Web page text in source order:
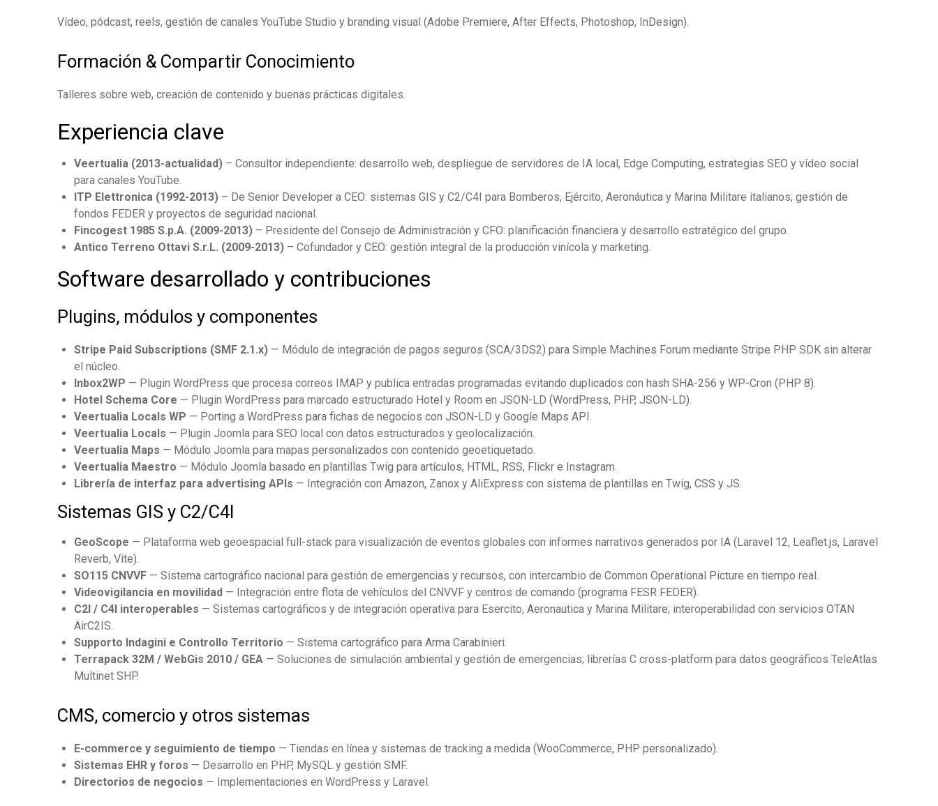
Vídeo, pódcast, reels, gestión de canales YouTube Studio y branding visual (Adobe Premiere, After Effects, Photoshop, InDesign).
Formación & Compartir Conocimiento
Talleres sobre web, creación de contenido y buenas prácticas digitales.
Experiencia clave
Veertualia (2013-actualidad) – Consultor independiente: desarrollo web, despliegue de servidores de IA local, Edge Computing, estrategias SEO y vídeo social
para canales YouTube.
ITP Elettronica (1992-2013) – De Senior Developer a CEO: sistemas GIS y C2/C4I para Bomberos, Ejército, Aeronáutica y Marina Militare italianos; gestión de
fondos FEDER y proyectos de seguridad nacional.
Fincogest 1985 S.p.A. (2009-2013) – Presidente del Consejo de Administración y CFO: planificación financiera y desarrollo estratégico del grupo.
Antico Terreno Ottavi S.r.L. (2009-2013) – Cofundador y CEO: gestión integral de la producción vinícola y marketing.
Software desarrollado y contribuciones
Plugins, módulos y componentes
Stripe Paid Subscriptions (SMF 2.1.x) — Módulo de integración de pagos seguros (SCA/3DS2) para Simple Machines Forum mediante Stripe PHP SDK sin alterar
el núcleo.
Inbox2WP — Plugin WordPress que procesa correos IMAP y publica entradas programadas evitando duplicados con hash SHA-256 y WP-Cron (PHP 8).
Hotel Schema Core — Plugin WordPress para marcado estructurado Hotel y Room en JSON-LD (WordPress, PHP, JSON-LD).
Veertualia Locals WP — Porting a WordPress para fichas de negocios con JSON-LD y Google Maps API.
Veertualia Locals — Plugin Joomla para SEO local con datos estructurados y geolocalización.
Veertualia Maps — Módulo Joomla para mapas personalizados con contenido geoetiquetado.
Veertualia Maestro — Módulo Joomla basado en plantillas Twig para artículos, HTML, RSS, Flickr e Instagram.
Librería de interfaz para advertising APIs — Integración con Amazon, Zanox y AliExpress con sistema de plantillas en Twig, CSS y JS.
Sistemas GIS y C2/C4I
GeoScope — Plataforma web geoespacial full-stack para visualización de eventos globales con informes narrativos generados por IA (Laravel 12, Leaflet.js, Laravel
Reverb, Vite).
SO115 CNVVF — Sistema cartográfico nacional para gestión de emergencias y recursos, con intercambio de Common Operational Picture en tiempo real.
Videovigilancia en movilidad — Integración entre flota de vehículos del CNVVF y centros de comando (programa FESR FEDER).
C2I / C4I interoperables — Sistemas cartográficos y de integración operativa para Esercito, Aeronautica y Marina Militare; interoperabilidad con servicios OTAN
AirC2IS.
Supporto Indagini e Controllo Territorio — Sistema cartográfico para Arma Carabinieri.
Terrapack 32M / WebGis 2010 / GEA — Soluciones de simulación ambiental y gestión de emergencias; librerías C cross-platform para datos geográficos TeleAtlas
Multinet SHP.
CMS, comercio y otros sistemas
E-commerce y seguimiento de tiempo — Tiendas en línea y sistemas de tracking a medida (WooCommerce, PHP personalizado).
Sistemas EHR y foros — Desarrollo en PHP, MySQL y gestión SMF.
Directorios de negocios — Implementaciones en WordPress y Laravel.